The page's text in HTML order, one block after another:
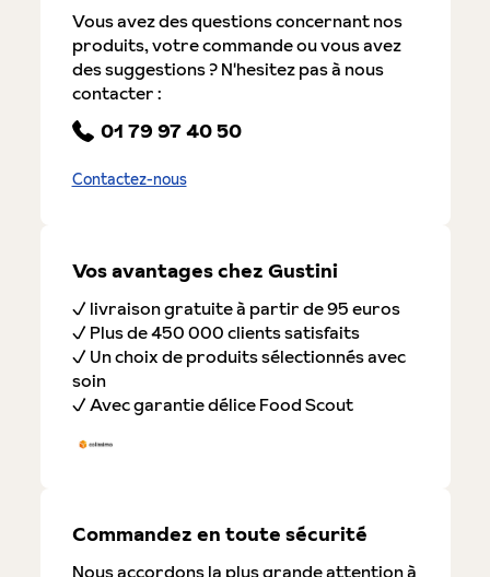
Vous avez des questions concernant nos
produits, votre commande ou vous avez
des suggestions ? N'hesitez pas à nous
contacter :
01 79 97 40 50
Contactez-nous
Vos avantages chez Gustini
✓ livraison gratuite à partir de 95 euros
✓ Plus de 450 000 clients satisfaits
✓ Un choix de produits sélectionnés avec
soin
✓ Avec garantie délice Food Scout
Commandez en toute sécurité
Nous accordons la plus grande attention à